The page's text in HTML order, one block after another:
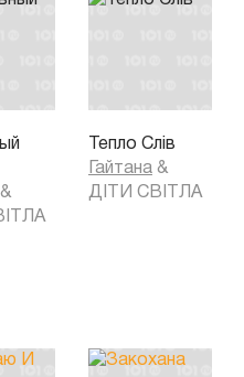
&
Тепло Слів
Гайтана &
ДІТИ СВІТЛА